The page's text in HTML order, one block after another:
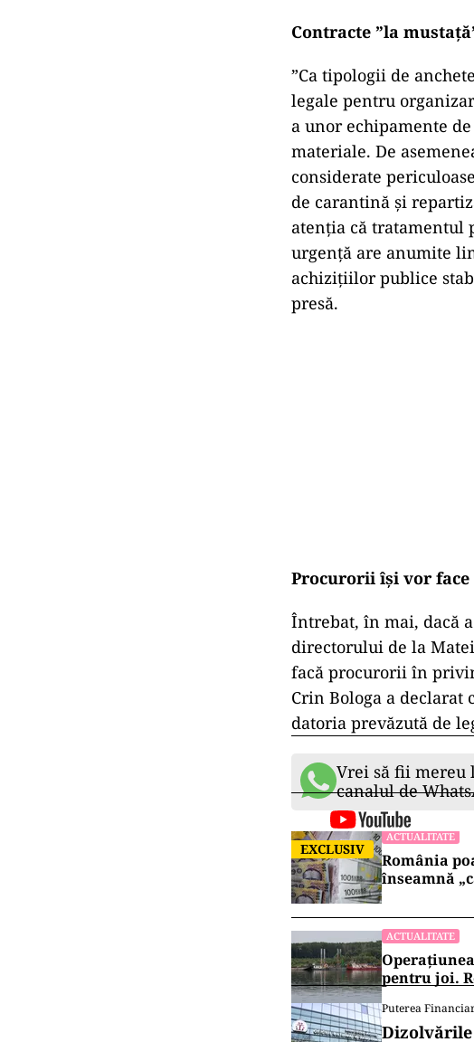
Contracte ”la
”Ca tipologii de
legale pentru
a unor echipamente
materiale. De
considerate
de carantină și
atenția că
urgență are anumite
achizițiilor publice
presă.
Procurorii își vor
Întrebat, în mai, dacă
directorului de la
facă procurorii în
Crin Bologa a declarat
datoria prevăzută de
Vrei să fii mereu
canalul de
EXCLUSIV
ACTUALITATE
România
înseamnă
ACTUALITATE
pentru joi.
Puterea
Dizolvările